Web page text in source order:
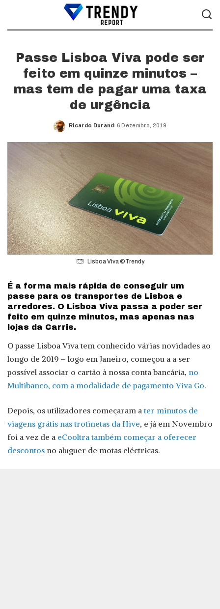
Passe Lisboa Viva pode ser
feito em quinze minutos –
mas tem de pagar uma taxa
de urgência
Posted
Ricardo Durand 6 Dezembro, 2019
Lisboa Viva ©Trendy
É a forma mais rápida de conseguir um
passe para os transportes de Lisboa e
arredores. O Lisboa Viva passa a poder ser
feito em quinze minutos, mas apenas nas
lojas da Carris.
O passe Lisboa Viva tem conhecido várias novidades ao
longo de 2019 – logo em Janeiro, começou a a ser
possível associar o cartão à nossa conta bancária, no
Multibanco, com a modalidade de pagamento Viva Go.
Depois, os utilizadores começaram ater minutos de
viagens grátis nas trotinetas da Hive, e já em Novembro
foi a vez de a eCooltra também começar a oferecer
descontos no aluguer de motas eléctricas.